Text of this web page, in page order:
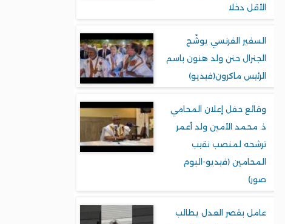
الأقل دخلا
السفير الفرنسي يوشّح
الجنرال حنن ولد هنون باسم
الرئيس ماكرون(فيديو)
وقائع حفل إعلان المحامي
ذ. محمد الأمين ولد أعمر
ترشحه لمنصب نقيب
المحامين (فيديو-البوم
صور)
عامل بقصر العدل يطالب